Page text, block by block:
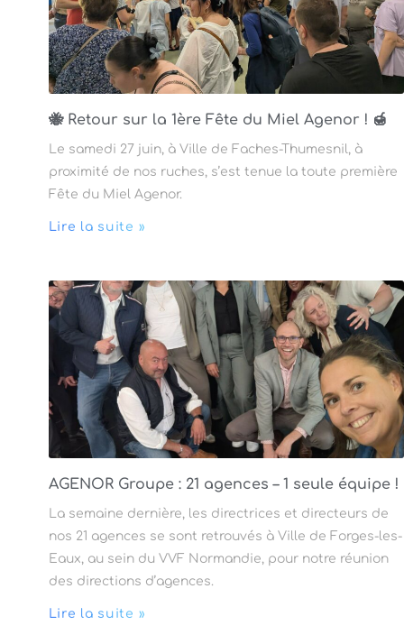
🐝 Retour sur la 1ère Fête du Miel Agenor ! 🍯
Le samedi 27 juin, à Ville de Faches-Thumesnil, à
proximité de nos ruches, s’est tenue la toute première
Fête du Miel Agenor.
Lire la suite »
AGENOR Groupe : 21 agences – 1 seule équipe !
La semaine dernière, les directrices et directeurs de
nos 21 agences se sont retrouvés à Ville de Forges-les-
Eaux, au sein du VVF Normandie, pour notre réunion
des directions d’agences.
Lire la suite »